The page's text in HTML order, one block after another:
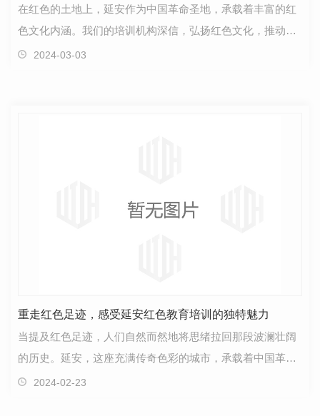
在红色的土地上，延安作为中国革命圣地，承载着丰富的红
色文化内涵。我们的培训机构深信，弘扬红色文化，推动中
国特色社会主义发展，是我们义不容辞的责任。红色教…
2024-03-03
重走红色足迹，感受延安红色教育培训的独特魅力
当提及红色足迹，人们自然而然地将思绪拉回那段波澜壮阔
的历史。延安，这座充满传奇色彩的城市，承载着中国革命
的伟大记忆和红色文化的丰厚底蕴。走进延安，仿佛穿…
2024-02-23